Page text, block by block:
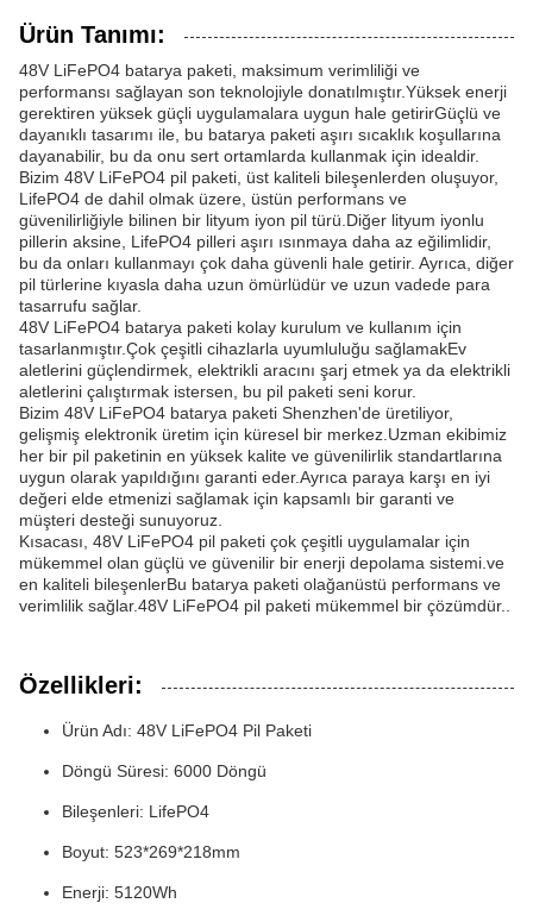
Ürün Tanımı:
48V LiFePO4 batarya paketi, maksimum verimliliği ve
performansı sağlayan son teknolojiyle donatılmıştır.Yüksek enerji
gerektiren yüksek güçli uygulamalara uygun hale getirirGüçlü ve
dayanıklı tasarımı ile, bu batarya paketi aşırı sıcaklık koşullarına
dayanabilir, bu da onu sert ortamlarda kullanmak için idealdir.
Bizim 48V LiFePO4 pil paketi, üst kaliteli bileşenlerden oluşuyor,
LifePO4 de dahil olmak üzere, üstün performans ve
güvenilirliğiyle bilinen bir lityum iyon pil türü.Diğer lityum iyonlu
pillerin aksine, LifePO4 pilleri aşırı ısınmaya daha az eğilimlidir,
bu da onları kullanmayı çok daha güvenli hale getirir. Ayrıca, diğer
pil türlerine kıyasla daha uzun ömürlüdür ve uzun vadede para
tasarrufu sağlar.
48V LiFePO4 batarya paketi kolay kurulum ve kullanım için
tasarlanmıştır.Çok çeşitli cihazlarla uyumluluğu sağlamakEv
aletlerini güçlendirmek, elektrikli aracını şarj etmek ya da elektrikli
aletlerini çalıştırmak istersen, bu pil paketi seni korur.
Bizim 48V LiFePO4 batarya paketi Shenzhen'de üretiliyor,
gelişmiş elektronik üretim için küresel bir merkez.Uzman ekibimiz
her bir pil paketinin en yüksek kalite ve güvenilirlik standartlarına
uygun olarak yapıldığını garanti eder.Ayrıca paraya karşı en iyi
değeri elde etmenizi sağlamak için kapsamlı bir garanti ve
müşteri desteği sunuyoruz.
Kısacası, 48V LiFePO4 pil paketi çok çeşitli uygulamalar için
mükemmel olan güçlü ve güvenilir bir enerji depolama sistemi.ve
en kaliteli bileşenlerBu batarya paketi olağanüstü performans ve
verimlilik sağlar.48V LiFePO4 pil paketi mükemmel bir çözümdür..
Özellikleri:
Ürün Adı: 48V LiFePO4 Pil Paketi
Döngü Süresi: 6000 Döngü
Bileşenleri: LifePO4
Boyut: 523*269*218mm
Enerji: 5120Wh